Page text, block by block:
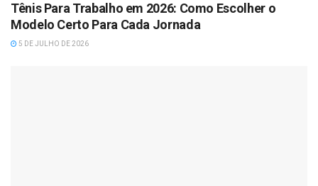
Tênis Para Trabalho em 2026: Como Escolher o
Modelo Certo Para Cada Jornada
5 DE JULHO DE 2026